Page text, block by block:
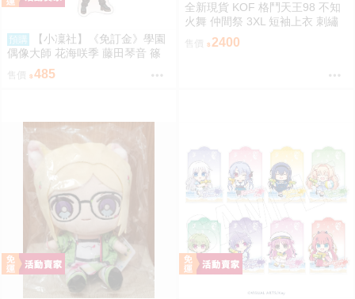
預購
【小凜社】《免訂金》學園
偶像大師 花海咲季 藤田琴音 篠
澤廣 ECLIPSE LIGHT 吊飾 桌上
小旗
售價 485
全新現貨 KOF 格鬥天王98 不知
火舞 仲間祭 3XL 短袖上衣 刺繡
限定聯名
售價 2400